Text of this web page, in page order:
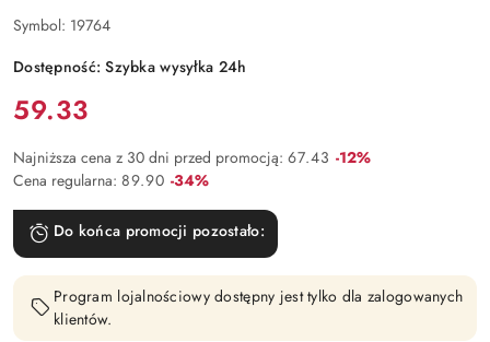
Symbol: 19764
Dostępność:Szybka wysyłka 24h
Cena:
59.33
Najniższa cena z 30 dni przed promocją: 67.43 Rabat:
-12%
Cena regularna: 89.90 Rabat:
-34%
Do końca promocji pozostało:
Program lojalnościowy dostępny jest tylko dla zalogowanych
klientów.